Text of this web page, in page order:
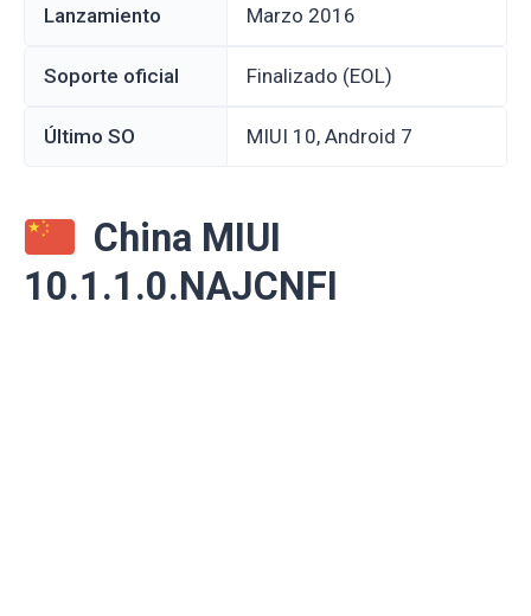
Lanzamiento marzo 2016
Soporte oficial Finalizado (EOL)
Último SO MIUI 10, Android 7
China MIUI
10.1.1.0.NAJCNFI